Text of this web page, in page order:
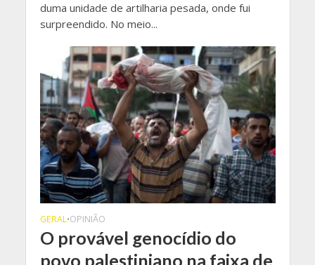
duma unidade de artilharia pesada, onde fui
surpreendido. No meio...
GERAL•OPINIÃO
O provável genocídio do
povo palestiniano na faixa de